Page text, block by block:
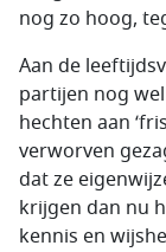
nog zo hoog,
Aan de
partijen nog
hechten aan
verworven
dat ze
krijgen dan nu
kennis en